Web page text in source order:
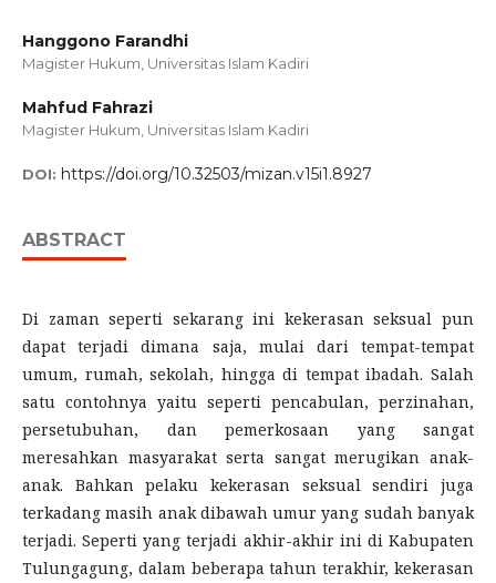
Hanggono Farandhi
Magister Hukum, Universitas Islam Kadiri
Mahfud Fahrazi
Magister Hukum, Universitas Islam Kadiri
DOI: https://doi.org/10.32503/mizan.v15i1.8927
ABSTRACT
Di zaman seperti sekarang ini kekerasan seksual pun
dapat terjadi dimana saja, mulai dari tempat-tempat
umum, rumah, sekolah, hingga di tempat ibadah. Salah
satu contohnya yaitu seperti pencabulan, perzinahan,
persetubuhan, dan pemerkosaan yang sangat
meresahkan masyarakat serta sangat merugikan anak-
anak. Bahkan pelaku kekerasan seksual sendiri juga
terkadang masih anak dibawah umur yang sudah banyak
terjadi. Seperti yang terjadi akhir-akhir ini di Kabupaten
Tulungagung, dalam beberapa tahun terakhir, kekerasan